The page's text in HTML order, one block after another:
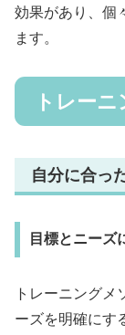
効果があり、個
ます。
トレー
自分に合っ
目標とニーズ
トレーニングメ
ーズを明確にす